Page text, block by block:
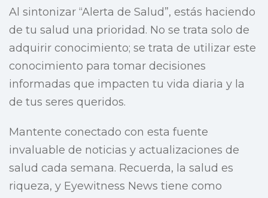
Al sintonizar “Alerta de Salud”, estás haciendo
de tu salud una prioridad. No se trata solo de
adquirir conocimiento; se trata de utilizar este
conocimiento para tomar decisiones
informadas que impacten tu vida diaria y la
de tus seres queridos.
Mantente conectado con esta fuente
invaluable de noticias y actualizaciones de
salud cada semana. Recuerda, la salud es
riqueza, y Eyewitness News tiene como